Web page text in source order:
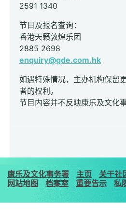
2591 1340
节目及报名查询：
香港天籁敦煌乐团
2885 2698
enquiry@gde.com.hk
如遇特殊情况，主办机构保留
者的权利。
节目内容并不反映康乐及文化
康乐及文化事务署 主页 关于社
网站地图
档案室 重要告示 私